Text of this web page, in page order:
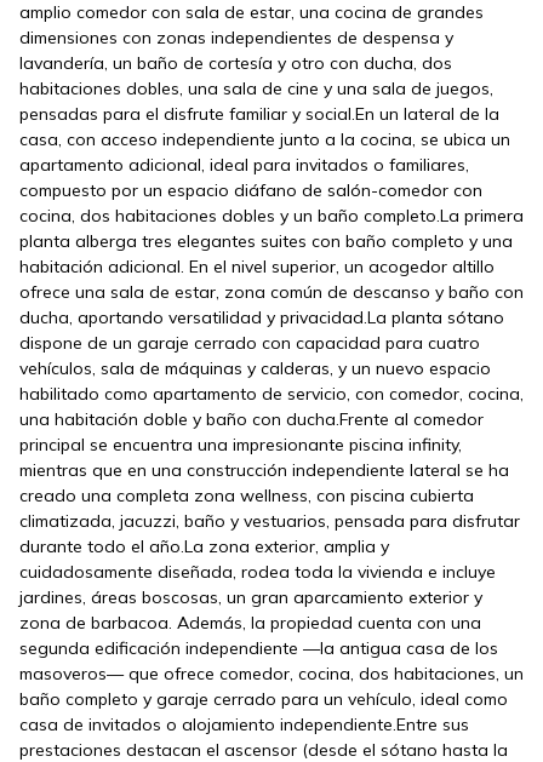
amplio comedor con sala de estar, una cocina de grandes
dimensiones con zonas independientes de despensa y
lavandería, un baño de cortesía y otro con ducha, dos
habitaciones dobles, una sala de cine y una sala de juegos,
pensadas para el disfrute familiar y social.En un lateral de la
casa, con acceso independiente junto a la cocina, se ubica un
apartamento adicional, ideal para invitados o familiares,
compuesto por un espacio diáfano de salón-comedor con
cocina, dos habitaciones dobles y un baño completo.La primera
planta alberga tres elegantes suites con baño completo y una
habitación adicional. En el nivel superior, un acogedor altillo
ofrece una sala de estar, zona común de descanso y baño con
ducha, aportando versatilidad y privacidad.La planta sótano
dispone de un garaje cerrado con capacidad para cuatro
vehículos, sala de máquinas y calderas, y un nuevo espacio
habilitado como apartamento de servicio, con comedor, cocina,
una habitación doble y baño con ducha.Frente al comedor
principal se encuentra una impresionante piscina infinity,
mientras que en una construcción independiente lateral se ha
creado una completa zona wellness, con piscina cubierta
climatizada, jacuzzi, baño y vestuarios, pensada para disfrutar
durante todo el año.La zona exterior, amplia y
cuidadosamente diseñada, rodea toda la vivienda e incluye
jardines, áreas boscosas, un gran aparcamiento exterior y
zona de barbacoa. Además, la propiedad cuenta con una
segunda edificación independiente —la antigua casa de los
masoveros— que ofrece comedor, cocina, dos habitaciones, un
baño completo y garaje cerrado para un vehículo, ideal como
casa de invitados o alojamiento independiente.Entre sus
prestaciones destacan el ascensor (desde el sótano hasta la